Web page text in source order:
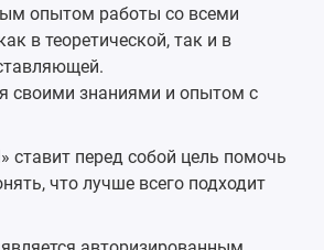
опытом работы со всеми
в теоретической, так и в
своими знаниями и опытом с
перед собой цель помочь
что лучше всего подходит